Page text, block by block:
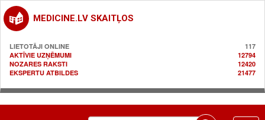
MEDICINE.LV SKAITĻOS
LIETOTĀJI ONLINE
117
AKTĪVIE UZŅĒMUMI
12794
NOZARES RAKSTI
12420
EKSPERTU ATBILDES
21477